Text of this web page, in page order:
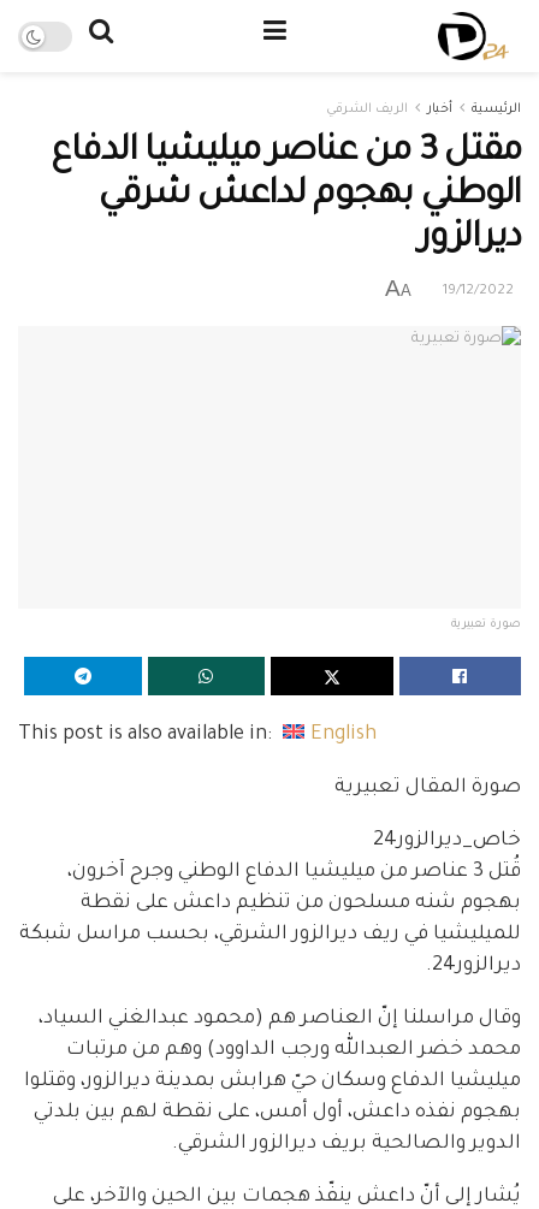
الرئيسية أخبار الريف الشرقي
مقتل 3 من عناصر ميليشيا الدفاع
الوطني بهجوم لداعش شرقي
ديرالزور
19/12/2022
A
A
صورة تعبيرية
This post is also available in: English
صورة المقال تعبيرية
خاص_ديرالزور24
قُتل 3 عناصر من ميليشيا الدفاع الوطني وجرح آخرون،
بهجوم شنه مسلحون من تنظيم داعش على نقطة
للميليشيا في ريف ديرالزور الشرقي، بحسب مراسل شبكة
ديرالزور24.
وقال مراسلنا إنّ العناصر هم (محمود عبدالغني السياد،
محمد خضر العبدالله ورجب الداوود) وهم من مرتبات
ميليشيا الدفاع وسكان حيّ هرابش بمدينة ديرالزور، وقتلوا
بهجوم نفذه داعش، أول أمس، على نقطة لهم بين بلدتي
الدوير والصالحية بريف ديرالزور الشرقي.
يُشار إلى أنّ داعش ينفّذ هجمات بين الحين والآخر، على